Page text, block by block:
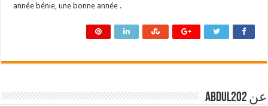
année bénie, une bonne année .
عن abdul202